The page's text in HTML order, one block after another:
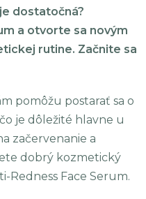
dostatočná?
a otvorte sa novým
rutine. Začnite sa
pomôžu postarať sa o
je dôležité hlavne u
začervenanie a
dobrý kozmetický
Redness Face Serum.